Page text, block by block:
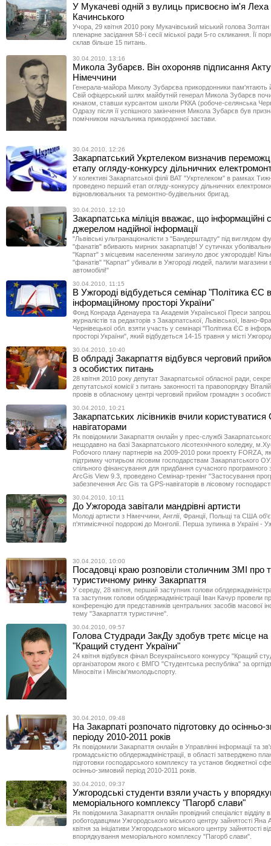
У Мукачеві одній з вулиць присвоєно ім'я Леха
Качинського
Учора, 29 квітня 2010 року Мукачівський міський голова
пленарне засідання 58-ї сесії міської ради 5-го скликання. Її
склав більше 15 питань.
30.04.2010, 13:16
Микола Зубарєв. Він охороняв підписання Акту
Німеччини
Генерала-майора Миколу Зубарєва прикордонники пам'ятають
Свій офіцерський шлях майбутній генерал Микола Зубарєв
юнаком, ставши курсантом школи РККА (робоче-селянська
Одразу після її успішного закінчення Микола Зубарєв був
помічником начальника прикордонної застави.
30.04.2010, 12:26
Закарпатський Укртелеком визначив
етапу огляду-конкурсу дільничних
У колективі Закарпатської філії ВАТ "Укртелеком" в рамках
проведено перший етап огляду-конкурсу дільничних
відновлювальних та ремонтно-будівельних бригад.
30.04.2010, 12:10
Закарпатська міліція вважає, що інформаційні
джерелом надійної інформації
"Львівські ультранаціоналісти з "Бандерштадту" під виглядом
"фанатів" вбивають мирних закарпатців! У сутичках
"Карпат" з місцевим населенням загинуло двоє ужгородців!
"фанатів" "Карпат" убивали в Ужгороді людей, палили магазини
автомобілі!"
30.04.2010, 11:15
В Ужгороді відбудеться семінар "Політика ЄС в
інформаційному просторі України"
Фонд Конрада Аденауера та Академія Української Преси
журналістів та редакторів з Закарпатської, Львівської, Івано-
Чернівецької обл. взяти участь у семінарі "Політика ЄС в
просторі України", який відбудеться 14-15 травня у місті
30.04.2010, 10:40
В облраді Закарпаття відбувся черговий
з особистих питань
28 квітня 2010 року депутат Закарпатської обласної ради,
депутатської комісії з питань законності та правопорядку
провів в обласному центрі черговий прийом громадян з
30.04.2010, 10:21
Закарпатських лісівників вчили користуватися
навігаторами
Як повідомили Закарпаття онлайн у прес-службі
нещодавно на базі Закарпатського лісотехнічного коледжу,
Робочого плану партнерів на 2009-2010 роки проекту FORZA,
підтримку чотирьом лісовим господарствам Закарпатського
спільного фінансування для придбання сучасного програмного
ArcGis View 9.3, проведено Семінар-тренінг "Застосування
забезпечення Arc Gis та GPS-навігаторів в лісовому
30.04.2010, 10:11
До Ужгорода завітали мандрівні артисти
Молоді артисти з Німеччини, Англії, Франції, Польщі та США
п'ятимісячної подорожі до Монголії. Перша зупинка в Україні -
30.04.2010, 10:00
Посадовці краю розповіли столичним ЗМІ про
туристичному ринку Закарпаття
У середу, 28 квітня, перший заступник голови
та заступник голови облдержадміністрації Іван Качур провели
конференцію для представників центральних засобів масової
тему "Закарпаття туристичне".
30.04.2010, 09:57
Голова Студради ЗакДу здобув третє місце на
"Кращий студент України"
24 квітня відбувся фінал Всеукраїнського конкурсу "Кращий
організатором якого є ВМГО "Студентська республіка" за
Міносвіти і Мінсім'ямолодьспорту.
30.04.2010, 09:48
На Закарпаті розпочато підготовку до осінньо-
періоду 2010-2011 років
Як повідомили Закарпаття онлайн в Управлінні інформації та
громадськістю облдержадміністрації, в області затверджено
підготовки господарського комплексу та установ бюджетної
осінньо-зимовий період 2010-2011 років.
30.04.2010, 09:37
Ужгородські студенти взяли участь у
меморіального комплексу "Пагорб слави"
Як повідомила Закарпаття онлайн провідний спеціаліст відділу
роботодавцями Ужгородського міського центру зайнятості Яна
квітня за ініціативи Ужгородського міського центру зайнятості
впорядкування меморіального комплексу "Пагорб слави".